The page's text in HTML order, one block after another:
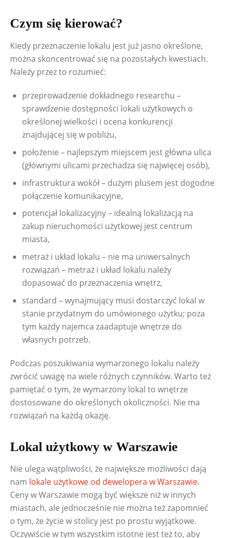
Czym się kierować?
Kiedy przeznaczenie lokalu jest już jasno określone,
można skoncentrować się na pozostałych kwestiach.
Należy przez to rozumieć:
przeprowadzenie dokładnego researchu –
sprawdzenie dostępności lokali użytkowych o
określonej wielkości i ocena konkurencji
znajdującej się w pobliżu,
położenie – najlepszym miejscem jest główna ulica
(głównymi ulicami przechadza się najwięcej osób),
infrastruktura wokół – dużym plusem jest dogodne
połączenie komunikacyjne,
potencjał lokalizacyjny – idealną lokalizacją na
zakup nieruchomości użytkowej jest centrum
miasta,
metraż i układ lokalu – nie ma uniwersalnych
rozwiązań – metraż i układ lokalu należy
dopasować do przeznaczenia wnętrz,
standard – wynajmujący musi dostarczyć lokal w
stanie przydatnym do umówionego użytku; poza
tym każdy najemca zaadaptuje wnętrze do
własnych potrzeb.
Podczas poszukiwania wymarzonego lokalu należy
zwrócić uwagę na wiele różnych czynników. Warto też
pamiętać o tym, że wymarzony lokal to wnętrze
dostosowane do określonych okoliczności. Nie ma
rozwiązań na każdą okazję.
Lokal użytkowy w Warszawie
Nie ulega wątpliwości, że największe możliwości dają
nam lokale użytkowe od dewelopera w Warszawie.
Ceny w Warszawie mogą być większe niż w innych
miastach, ale jednocześnie nie można też zapomnieć
o tym, że życie w stolicy jest po prostu wyjątkowe.
Oczywiście w tym wszystkim istotne jest też to, aby